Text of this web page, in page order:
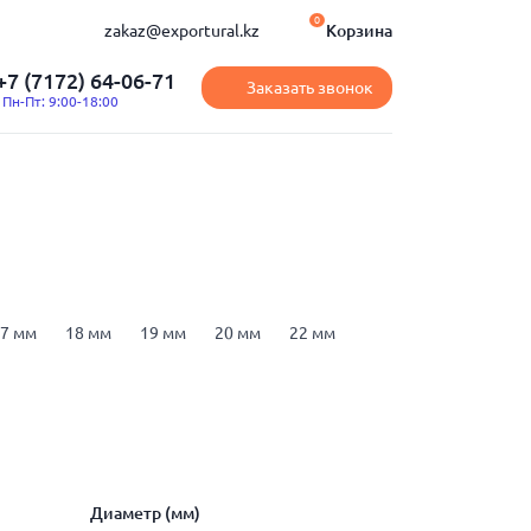
zakaz@exportural.kz Корзина
0
(7172) 64-06-71
Пн-Пт: 9:00-18:00
Заказать звонок
мм 18 мм 19 мм 20 мм
22 мм
Диаметр (мм)